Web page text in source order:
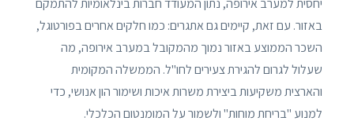
יחסית למערב אירופה, נתון המעודד חברות בינלאומיות להתמקם
באזור. עם זאת, קיימים גם אתגרים: כמו חלקים אחרים בפורטוגל,
השכר הממוצע באזור נמוך מהמקובל במערב אירופה, מה
שעלול לגרום להגירת צעירים לחו"ל. הממשלה המקומית
והארצית משקיעות ביצירת משרות איכות ושימור הון אנושי, כדי
למנוע "בריחת מוחות" ולשמור על המומנטום הכלכלי.